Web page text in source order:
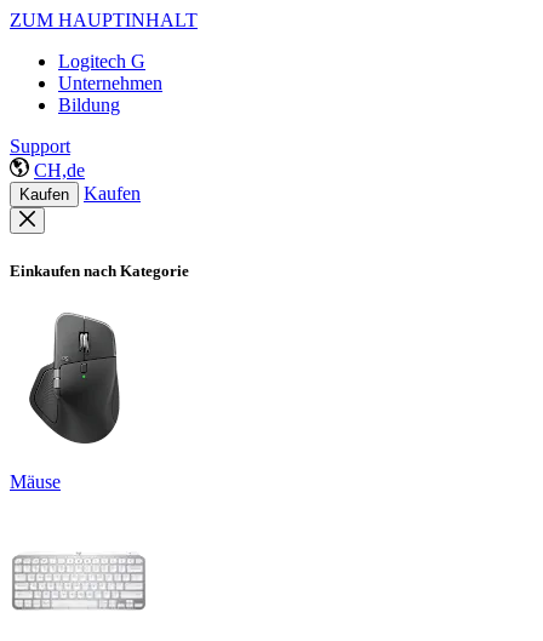
ZUM HAUPTINHALT
Logitech G
Unternehmen
Bildung
Support
CH,de
Kaufen Kaufen
Einkaufen nach Kategorie
Mäuse